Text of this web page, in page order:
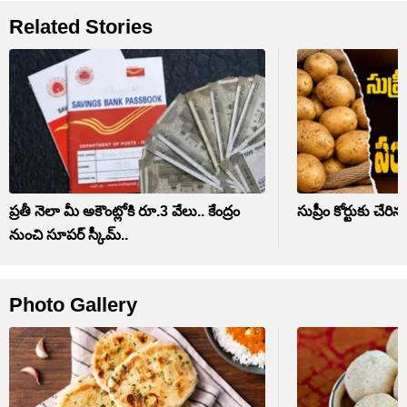
Related Stories
ప్రతీ నెలా మీ అకౌంట్లోకి రూ.3 వేలు.. కేంద్రం
నుంచి సూపర్ స్కీమ్..
సుప్రీం కోర్టుకు
Photo Gallery